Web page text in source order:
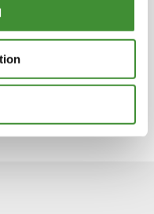
arbeiten eng
Forschungs-
erneuern und zu